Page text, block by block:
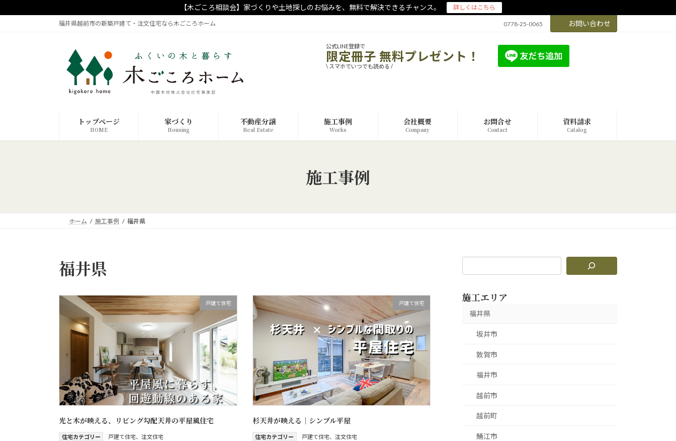
ン
ビ
【木ごころ相談会】家づくりや土地探しのお悩みを、無料で解決できるチャンス。 詳しくはこちら
福井県越前市の新築戸建て・注文住宅なら木ごころホーム 0778-25-0065 お問い合わせ
公式LINE登録で
限定冊子 無料プレゼント！
\ スマホでいつでも読める /
トップページ
HOME
家づくり
Housing
不動産分譲
Real Estate
施工事例
Works
会社概要
Company
お問合せ
Contact
資料請求
Catalog
施工事例
ホーム 施工事例 福井県
福井県
戸建て住宅
光と木が映える、リビング勾配天井の平屋風住宅
住宅カテゴリー 戸建て住宅、 注文住宅
戸建て住宅
杉天井が映える｜シンプル平屋
住宅カテゴリー 戸建て住宅、 注文住宅
施工エリア
福井県
坂井市
敦賀市
福井市
越前市
越前町
鯖江市